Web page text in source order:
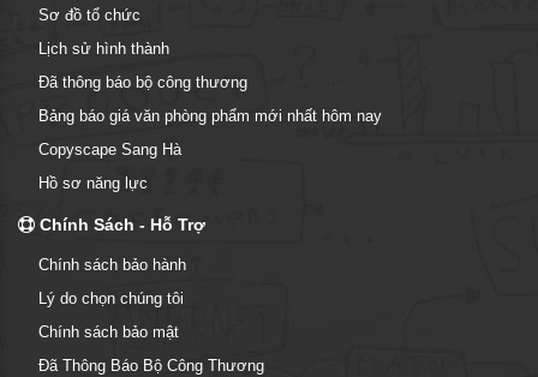
Sơ đồ tổ chức
Lịch sử hình thành
Đã thông báo bộ công thương
Bảng báo giá văn phòng phẩm mới nhất hôm nay
Copyscape Sang Hà
Hồ sơ năng lực
Chính Sách - Hỗ Trợ
Chính sách bảo hành
Lý do chọn chúng tôi
Chính sách bảo mật
Đã Thông Báo Bộ Công Thương